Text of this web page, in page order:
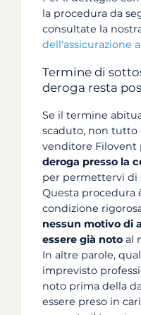
la procedura da
consultate la
dell'assicurazione
Termine di
deroga resta
Se il termine
scaduto, non tutto
venditore Filovent
deroga presso la
per permettervi di
Questa procedura
condizione
nessun motivo di
essere già noto al
In altre parole,
imprevisto
noto prima della
essere preso in